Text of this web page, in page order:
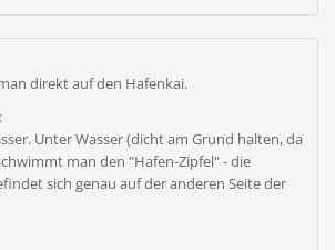
direkt auf den Hafenkai.
Unter Wasser (dicht am Grund halten, da
man den "Hafen-Zipfel" - die
sich genau auf der anderen Seite der